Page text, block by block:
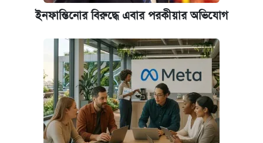
ইনফান্তিনোর বিরুদ্ধে এবার পরকীয়ার অভিযোগ